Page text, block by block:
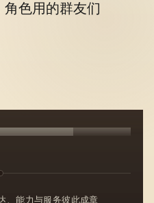
色用的群友们
、能力与服务彼此成章